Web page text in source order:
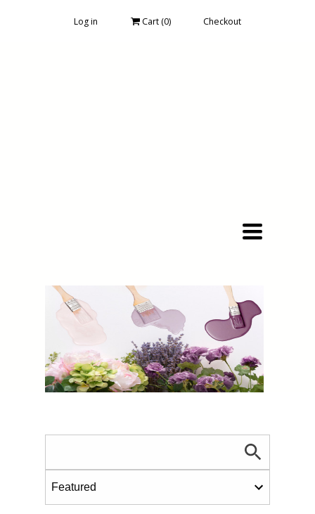
Log in Cart (0) Checkout
Toggle
navigation